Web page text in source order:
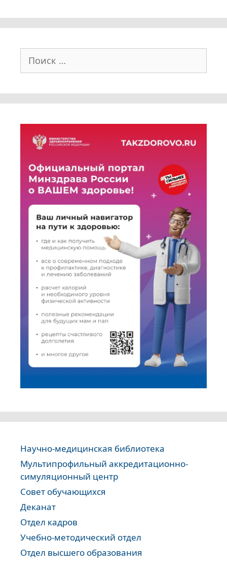
Научно-медицинская библиотека
Мультипрофильный аккредитационно-
симуляционный центр
Совет обучающихся
Деканат
Отдел кадров
Учебно-методический отдел
Отдел высшего образования